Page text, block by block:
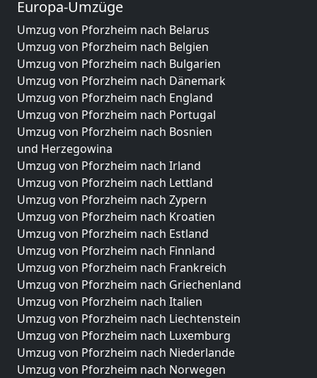
Europa-Umzüge
Umzug von Pforzheim nach Belarus
Umzug von Pforzheim nach Belgien
Umzug von Pforzheim nach Bulgarien
Umzug von Pforzheim nach Dänemark
Umzug von Pforzheim nach England
Umzug von Pforzheim nach Portugal
Umzug von Pforzheim nach Bosnien
und Herzegowina
Umzug von Pforzheim nach Irland
Umzug von Pforzheim nach Lettland
Umzug von Pforzheim nach Zypern
Umzug von Pforzheim nach Kroatien
Umzug von Pforzheim nach Estland
Umzug von Pforzheim nach Finnland
Umzug von Pforzheim nach Frankreich
Umzug von Pforzheim nach Griechenland
Umzug von Pforzheim nach Italien
Umzug von Pforzheim nach Liechtenstein
Umzug von Pforzheim nach Luxemburg
Umzug von Pforzheim nach Niederlande
Umzug von Pforzheim nach Norwegen